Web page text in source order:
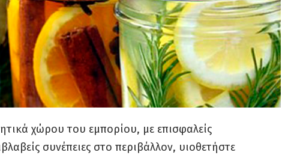
χώρου του εμπορίου, με επισφαλείς
συνέπειες στο περιβάλλον, υιοθετήστε